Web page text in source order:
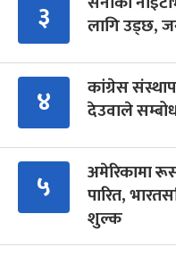
३
लागि उड्छ,
४
कांग्रेस
देउवाले
५
अमेरिकामा
पारित,
शुल्क